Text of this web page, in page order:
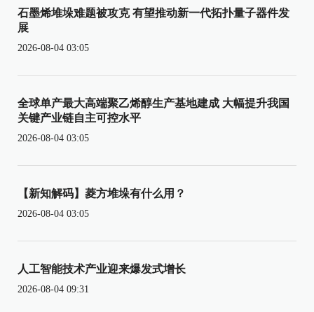
石墨烯堆垛难题被攻克 有望推动新一代拓扑量子器件发
展
2026-08-04 03:05
全球单产最大高端聚乙烯醇生产基地建成 大幅提升我国
关键产业链自主可控水平
2026-08-04 03:05
【新知解码】菱方堆垛有什么用？
2026-08-04 03:05
人工智能技术产业迎来爆发式增长
2026-08-04 09:31